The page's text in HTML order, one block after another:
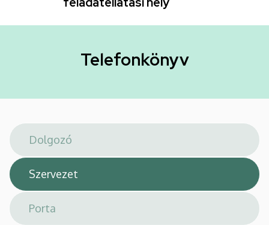
Általános
hely
Telefonkönyv